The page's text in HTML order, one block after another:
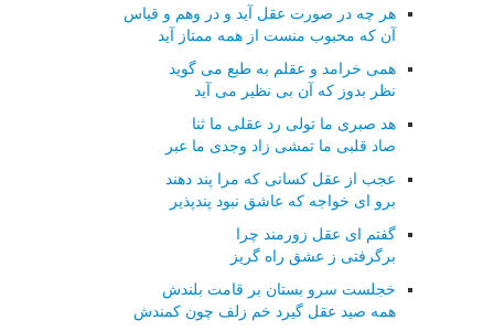
هر چه در صورت عقل آید و در وهم و قیاس
آن که محبوب منست از همه ممتاز آید
همی خرامد و عقلم به طبع می گوید
نظر بدوز که آن بی نظیر می آید
هد صبری ما تولی رد عقلی ما ثنا
صاد قلبی ما تمشی زاد وجدی ما عبر
عجب از عقل کسانی که مرا پند دهند
برو ای خواجه که عاشق نبود پندپذیر
گفتم ای عقل زورمند چرا
برگرفتی ز عشق راه گریز
خجلست سرو بستان بر قامت بلندش
همه صید عقل گیرد خم زلف چون کمندش